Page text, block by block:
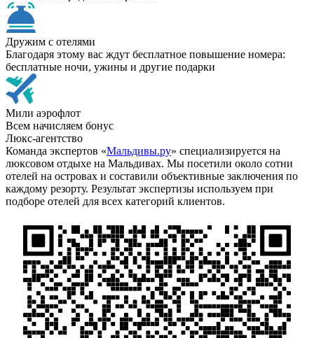
Дружим с отелями
Благодаря этому вас ждут бесплатное повышение номера:
бесплатные ночи, ужины и другие подарки
Мили аэрофлот
Всем начисляем бонус
Люкс-агентство
Команда экспертов «Мальдивы.ру» специализируется на
люксовом отдыхе на Мальдивах. Мы посетили около сотни
отелей на островах и составили объективные заключения по
каждому резорту. Результат экспертизы используем при
подборе отелей для всех категорий клиентов.